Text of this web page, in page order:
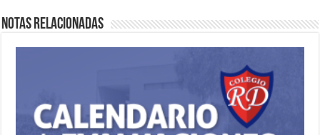
Notas Relacionadas